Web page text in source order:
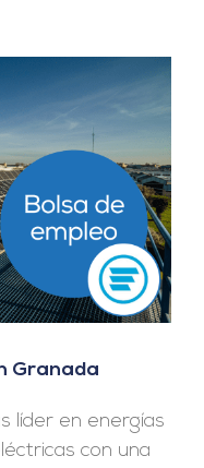
Granada
líder en energías
con una